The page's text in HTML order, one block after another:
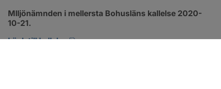
MIljönämnden i mellersta Bohusläns kallelse 2020-
10-21.
Länk till kallelse
pdf, öppnas i nytt fönster.